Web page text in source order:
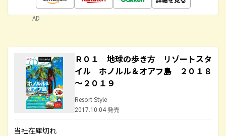
AD
Ｒ０１ 地球の歩き方 リゾートスタ
イル ホノルル＆オアフ島 ２０１８
～２０１９
Resort Style
2017.10.04 発売
当社在庫切れ